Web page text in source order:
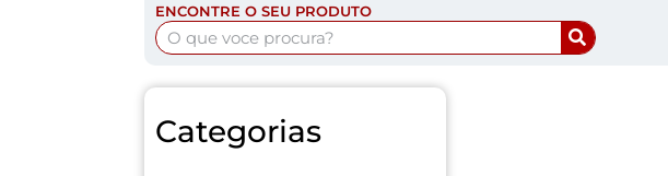
ENCONTRE O SEU PRODUTO
Categorias